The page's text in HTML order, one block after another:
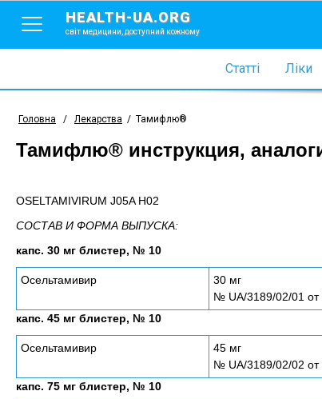
HEALTH-UA.ORG
світ медицини, доступний кожному
Статті Ліки
Головна / Лекарства / Тамифлю®
Тамифлю® инструкция,
OSELTAMIVIRUM J05A H02
СОСТАВ И ФОРМА ВЫПУСКА:
капс. 30 мг блистер, № 10
Осельтамивир
30 мг
№ UA/3189/02/01 от
капс. 45 мг блистер, № 10
Осельтамивир
45 мг
№ UA/3189/02/02 от
капс. 75 мг блистер, № 10